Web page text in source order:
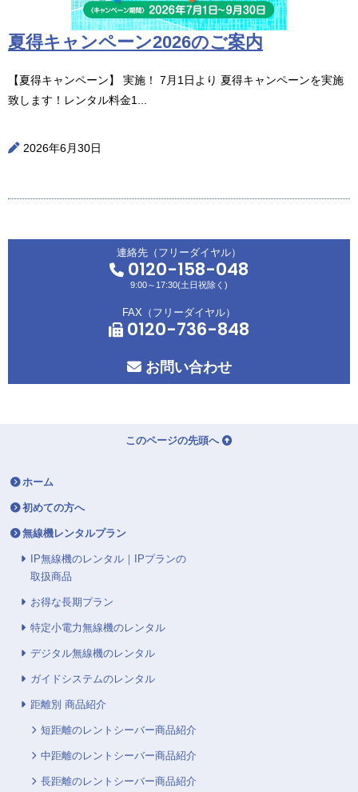
夏得キャンペーン2026のご案内
【夏得キャンペーン】 実施！ 7月1日より 夏得キャンペーンを実施
致します！レンタル料金1...
2026年6月30日
連絡先（フリーダイヤル）
0120-158-048
9:00～17:30(土日祝除く)
FAX（フリーダイヤル）
0120-736-848
お問い合わせ
このページの先頭へ
ホーム
初めての方へ
無線機レンタルプラン
IP無線機のレンタル｜IPプランの
取扱商品
お得な長期プラン
特定小電力無線機のレンタル
デジタル無線機のレンタル
ガイドシステムのレンタル
距離別 商品紹介
短距離のレントシーバー商品紹介
中距離のレントシーバー商品紹介
長距離のレントシーバー商品紹介